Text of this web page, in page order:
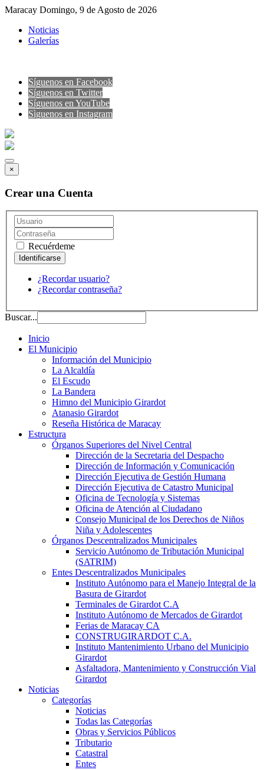
Maracay Domingo, 9 de Agosto de 2026
Noticias
Galerías
Síguenos en Facebook
Síguenos en Twitter
Síguenos en YouTube
Sìguenos en Instagram
×
Crear una Cuenta
Recuérdeme
¿Recordar usuario?
¿Recordar contraseña?
Buscar...
Inicio
El Municipio
Información del Municipio
La Alcaldía
El Escudo
La Bandera
Himno del Municipio Girardot
Atanasio Girardot
Reseña Histórica de Maracay
Estructura
Órganos Superiores del Nivel Central
Dirección de la Secretaria del Despacho
Dirección de Información y Comunicación
Dirección Ejecutiva de Gestión Humana
Dirección Ejecutiva de Catastro Municipal
Oficina de Tecnología y Sistemas
Oficina de Atención al Ciudadano
Consejo Municipal de los Derechos de Niños
Niña y Adolescentes
Órganos Descentralizados Municipales
Servicio Autónomo de Tributación Municipal
(SATRIM)
Entes Descentralizados Municipales
Instituto Autónomo para el Manejo Integral de la
Basura de Girardot
Terminales de Girardot C.A
Instituto Autónomo de Mercados de Girardot
Ferias de Maracay CA
CONSTRUGIRARDOT C.A.
Instituto Mantenimiento Urbano del Municipio
Girardot
Asfaltadora, Mantenimiento y Construcción Vial
Girardot
Noticias
Categorías
Noticias
Todas las Categorías
Obras y Servicios Públicos
Tributario
Catastral
Entes